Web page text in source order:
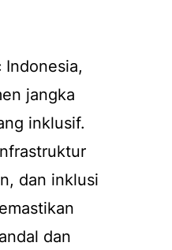
jangka
inklusif.
dan inklusi
dan